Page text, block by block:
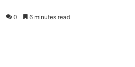
0 6 minutes read